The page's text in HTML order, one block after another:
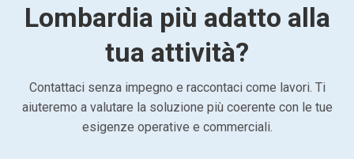
Lombardia più adatto alla
tua attività?
Contattaci senza impegno e raccontaci come lavori. Ti
aiuteremo a valutare la soluzione più coerente con le tue
esigenze operative e commerciali.